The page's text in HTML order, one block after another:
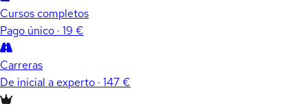
Cursos completos
Pago único · 19 €
Carreras
De inicial a experto · 147 €